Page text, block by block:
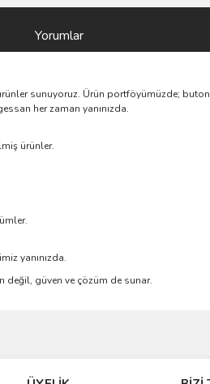
Yorumlar
sunuyoruz. Ürün portföyümüzde;
her zaman yanınızda.
ürünler.
yanınızda.
değil, güven ve çözüm de sunar.